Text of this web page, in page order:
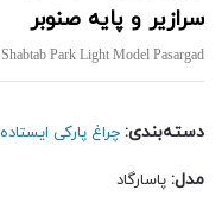
سرازیر و پایه صنوبر
Shabtab Park Light Model Pasargad
دسته‌بندی: چراغ پارکی ایستاده
مدل: پاسارگاد